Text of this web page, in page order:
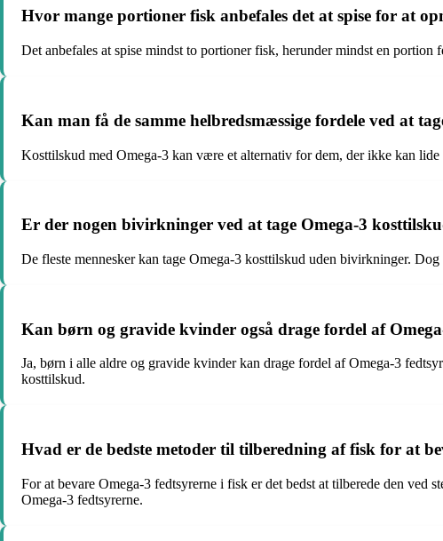
Hvor mange portioner fisk anbefales det at spise for at
Det anbefales at spise mindst to portioner fisk, herunder mindst en
Kan man få de samme helbredsmæssige fordele ved at
Kosttilskud med Omega-3 kan være et alternativ for dem, der ikke kan
Er der nogen bivirkninger ved at tage Omega-3
De fleste mennesker kan tage Omega-3 kosttilskud uden bivirkninger.
Kan børn og gravide kvinder også drage fordel af
Ja, børn i alle aldre og gravide kvinder kan drage fordel af Omega-3
kosttilskud.
Hvad er de bedste metoder til tilberedning af fisk for at
For at bevare Omega-3 fedtsyrerne i fisk er det bedst at tilberede den
Omega-3 fedtsyrerne.